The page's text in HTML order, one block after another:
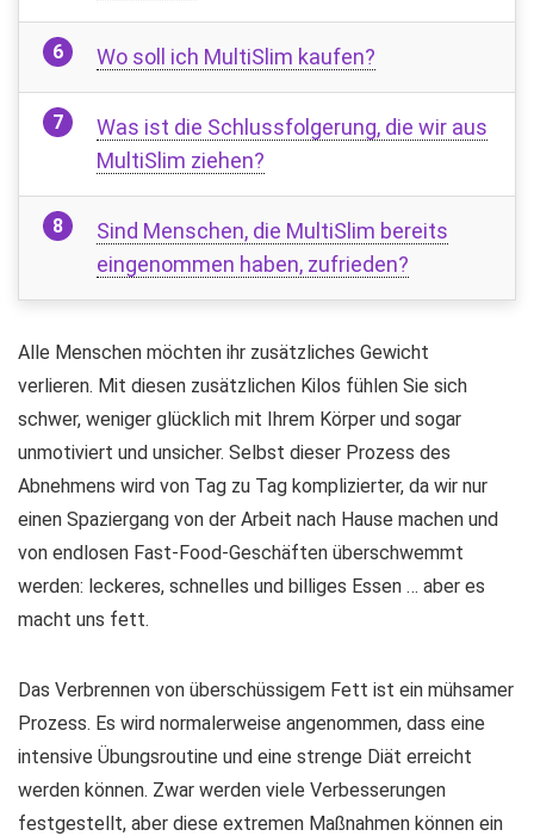
Wo soll ich MultiSlim kaufen?
Was ist die Schlussfolgerung, die wir aus
MultiSlim ziehen?
Sind Menschen, die MultiSlim bereits
eingenommen haben, zufrieden?
Alle Menschen möchten ihr zusätzliches Gewicht
verlieren. Mit diesen zusätzlichen Kilos fühlen Sie sich
schwer, weniger glücklich mit Ihrem Körper und sogar
unmotiviert und unsicher. Selbst dieser Prozess des
Abnehmens wird von Tag zu Tag komplizierter, da wir nur
einen Spaziergang von der Arbeit nach Hause machen und
von endlosen Fast-Food-Geschäften überschwemmt
werden: leckeres, schnelles und billiges Essen … aber es
macht uns fett.
Das Verbrennen von überschüssigem Fett ist ein mühsamer
Prozess. Es wird normalerweise angenommen, dass eine
intensive Übungsroutine und eine strenge Diät erreicht
werden können. Zwar werden viele Verbesserungen
festgestellt, aber diese extremen Maßnahmen können ein